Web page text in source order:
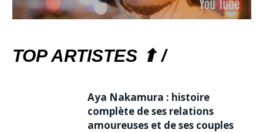
TOP ARTISTES ⬆ /
Aya Nakamura : histoire
complète de ses relations
amoureuses et de ses couples